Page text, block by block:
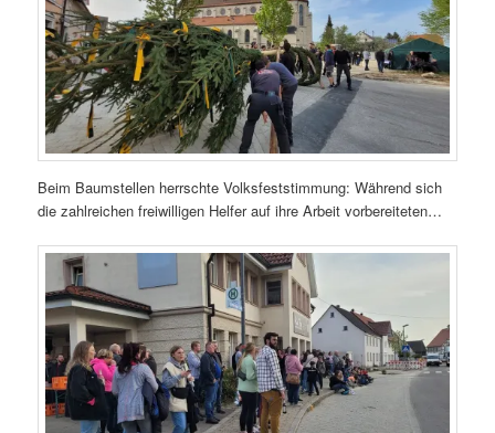
Beim Baumstellen herrschte Volksfeststimmung: Während sich
die zahlreichen freiwilligen Helfer auf ihre Arbeit vorbereiteten…